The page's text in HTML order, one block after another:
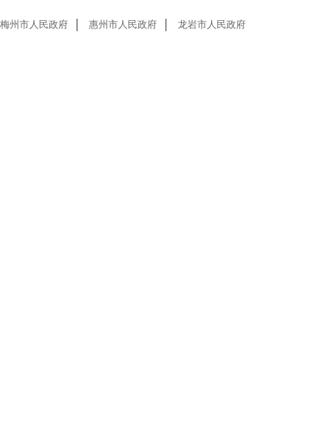
梅州市人民政府 惠州市人民政府 龙岩市人民政府